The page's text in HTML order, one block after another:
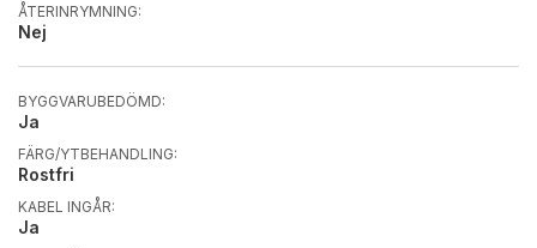
ÅTERINRYMNING:
Nej
BYGGVARUBEDÖMD:
Ja
FÄRG/YTBEHANDLING:
Rostfri
KABEL INGÅR:
Ja